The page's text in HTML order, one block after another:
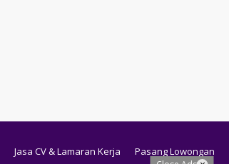
Jasa CV & Lamaran Kerja Pasang Lowongan